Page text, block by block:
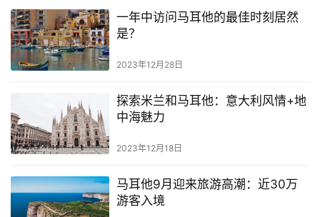
攻
略
生
南
马
耳
他
移
一年中访问马耳他的最佳时刻居然
是？
2023年12月28日
探索米兰和马耳他：意大利风情+地
中海魅力
2023年12月18日
马耳他9月迎来旅游高潮：近30万
游客入境